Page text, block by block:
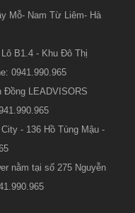
Mỗ- Nam Từ Liêm- Hà
B1.4 - Khu Đô Thị
0941.990.965
Đồng LEADVISORS
- 136 Hồ Tùng Mậu -
nằm tại số 275 Nguyễn